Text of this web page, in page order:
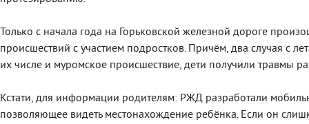
Только с начала года на Горьковской железной дороге
происшествий с участием подростков. Причём, два случая с
их числе и муромское происшествие, дети получили травмы
Кстати, для информации родителям: РЖД разработали
позволяющее видеть местонахождение ребёнка. Если он